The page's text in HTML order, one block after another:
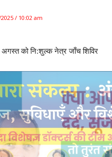
/ 10:02 am
को नि:शुल्क नेत्र जाँच शिविर